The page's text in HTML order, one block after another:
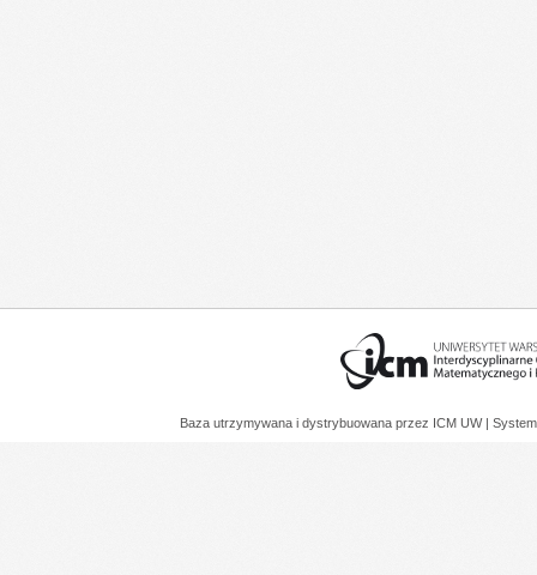
Baza utrzymywana i dystrybuowana przez ICM UW |